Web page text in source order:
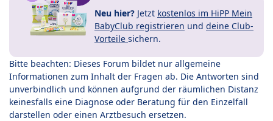
Neu hier? Jetzt kostenlos im HiPP Mein
BabyClub registrieren und deine Club-
Vorteile sichern.
Bitte beachten: Dieses Forum bildet nur allgemeine
Informationen zum Inhalt der Fragen ab. Die Antworten sind
unverbindlich und können aufgrund der räumlichen Distanz
keinesfalls eine Diagnose oder Beratung für den Einzelfall
darstellen oder einen Arztbesuch ersetzen.